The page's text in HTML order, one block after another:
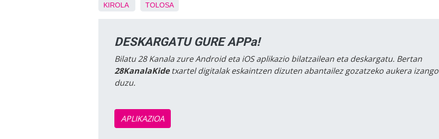
KIROLA TOLOSA
DESKARGATU GURE APPa!
Bilatu 28 Kanala zure Android eta iOS aplikazio bilatzailean eta deskargatu. Bertan
28KanalaKidetxartel digitalak eskaintzen dizuten abantailez gozatzeko aukera izango
duzu.
APLIKAZIOA